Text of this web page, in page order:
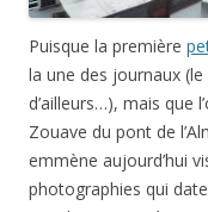
Puisque la première
la une des journaux (le
d’ailleurs…), mais que
Zouave du pont de
emmène aujourd’hui
photographies qui